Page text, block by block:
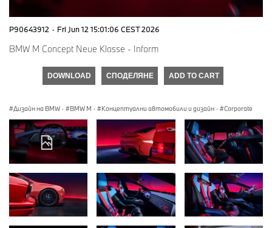
P90643912 · Fri Jun 12 15:01:06 CEST 2026
BMW M Concept Neue Klasse - Inform
DOWNLOAD СПОДЕЛЯНЕ ADD TO CART
Дизайн на BMW · BMW M · Концептуални автомобили и дизайн · Corporate